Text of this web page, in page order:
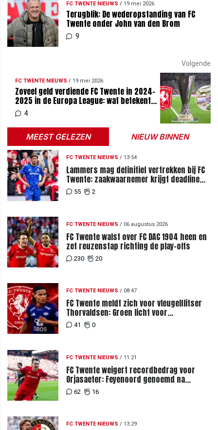
FC TWENTE NIEUWS / 19 mei 2026
Terugblik: De wederopstanding van FC
Twente onder John van den Brom
9
Volgende
FC TWENTE NIEUWS / 19 mei 2026
Zoveel geld verdiende FC Twente in 2024-
2025 in de Europa League: wat betekent
dit voor 2026-2027?
4
MEEST GELEZEN NIEUW BINNEN
FC TWENTE NIEUWS / 13:54
Lammers mag definitief vertrekken bij FC
Twente: zaakwaarnemer krijgt deadline
vanwege komst vervanger
55 2
FC TWENTE NIEUWS / 06 augustus 2026
FC Twente walst over FC DAC 1904 heen en
zet reuzenstap richting de play-offs
230 20
FC TWENTE NIEUWS / 08:47
FC Twente meldt zich voor vleugelflitser
Thorvaldsen: Groen licht voor
miljoenenbod
41 0
FC TWENTE NIEUWS / 11:21
FC Twente weigert recordbedrag voor
Orjasaeter: Feyenoord genoemd na
megabod
62 16
FC TWENTE NIEUWS / 13:29